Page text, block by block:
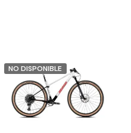
NO DISPONIBLE